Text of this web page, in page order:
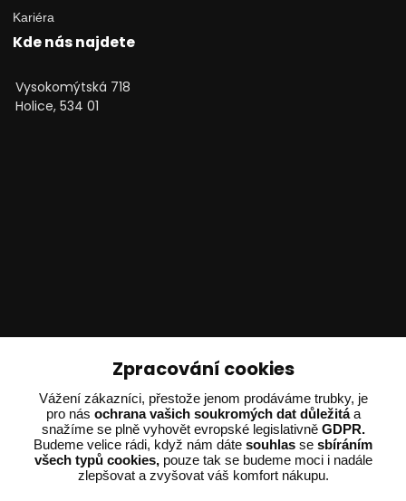
Kariéra
Kde nás najdete
Vysokomýtská 718
Holice, 534 01
Ing. Adam Dvořák
+420 602 234 254
(Po-Pá 8:00 - 15:00)
potrebujiporadit@dvorak-karlik.cz
Zpracování cookies
Vážení zákazníci, přestože jenom prodáváme trubky, je
pro nás ochrana vašich soukromých dat důležitáa
snažíme se plně vyhovět evropské legislativně GDPR.
Budeme velice rádi, když nám dáte souhlas se sbíráním
všech typů cookies,pouze tak se budeme moci i nadále
zlepšovat a zvyšovat váš komfort nákupu.